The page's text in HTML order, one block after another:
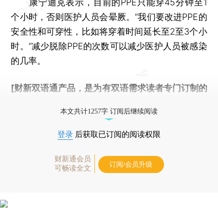
康宁迪克表示，目前的PPE只能穿45分钟至1
个小时，否则医护人员会晕厥。“我们要改进PPE的
安全性和可穿性，比如将穿着时间延长至2至3个小
时。”减少脱除PPE的次数可以减少医护人员被感染
的几率。
[财新双语通产品，是为有双语需求读者专门订制的
本文共计1257字 订阅后继续阅读
登录 后获取已订阅的阅读权限
财新通会员
可畅读全文
订阅/会员升级